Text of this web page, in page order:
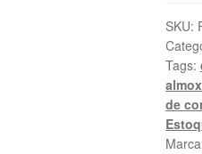
e
Excel
SKU:
Tags:
de